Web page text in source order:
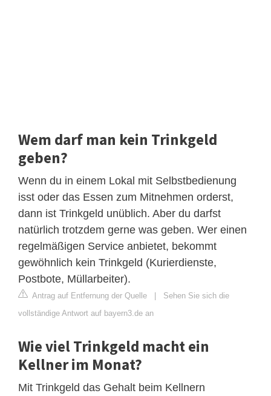
Wem darf man kein Trinkgeld
geben?
Wenn du in einem Lokal mit Selbstbedienung
isst oder das Essen zum Mitnehmen orderst,
dann ist Trinkgeld unüblich. Aber du darfst
natürlich trotzdem gerne was geben. Wer einen
regelmäßigen Service anbietet, bekommt
gewöhnlich kein Trinkgeld (Kurierdienste,
Postbote, Müllarbeiter).
Antrag auf Entfernung der Quelle | Sehen Sie sich die
vollständige Antwort auf bayern3.de an
Wie viel Trinkgeld macht ein
Kellner im Monat?
Mit Trinkgeld das Gehalt beim Kellnern